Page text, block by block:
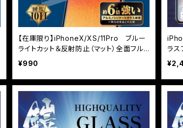
【在庫限り】iPhoneX/XS/11Pro ブルー
ライトカット＆反射防止（マット）全面フル
カバー ※3カ月保証付帯なし
¥990
ラス